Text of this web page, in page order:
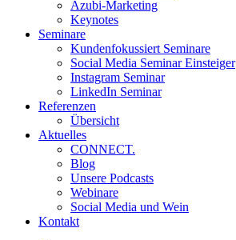
Azubi-Marketing
Keynotes
Seminare
Kundenfokussiert Seminare
Social Media Seminar Einsteiger
Instagram Seminar
LinkedIn Seminar
Referenzen
Übersicht
Aktuelles
CONNECT.
Blog
Unsere Podcasts
Webinare
Social Media und Wein
Kontakt